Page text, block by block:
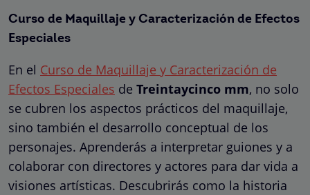
Curso de Maquillaje y Caracterización de Efectos
Especiales
En el Curso de Maquillaje y Caracterización de
Efectos Especiales de Treintaycinco mm, no solo
se cubren los aspectos prácticos del maquillaje,
sino también el desarrollo conceptual de los
personajes. Aprenderás a interpretar guiones y a
colaborar con directores y actores para dar vida a
visiones artísticas. Descubrirás como la historia